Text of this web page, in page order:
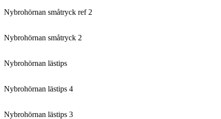
Nybrohörnan småtryck ref 2
Nybrohörnan småtryck 2
Nybrohörnan lästips
Nybrohörnan lästips 4
Nybrohörnan lästips 3